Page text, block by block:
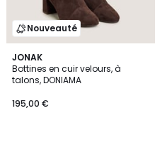
Nouveauté
JONAK
Bottines en cuir velours, à
talons, DONIAMA
195,00 €